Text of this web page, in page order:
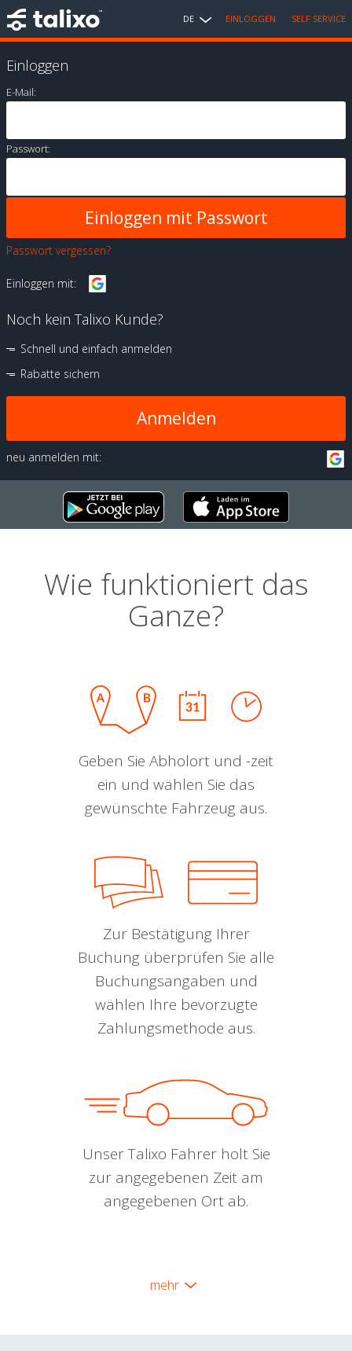
DE EINLOGGEN SELF SERVICE
Einloggen
E-Mail:
Passwort:
Passwort vergessen?
Einloggen mit:
Noch kein Talixo Kunde?
Schnell und einfach anmelden
Rabatte sichern
Anmelden
neu anmelden mit:
Wie funktioniert das
Ganze?
Geben Sie Abholort und -zeit
ein und wählen Sie das
gewünschte Fahrzeug aus.
Zur Bestätigung Ihrer
Buchung überprüfen Sie alle
Buchungsangaben und
wählen Ihre bevorzugte
Zahlungsmethode aus.
Unser Talixo Fahrer holt Sie
zur angegebenen Zeit am
angegebenen Ort ab.
mehr